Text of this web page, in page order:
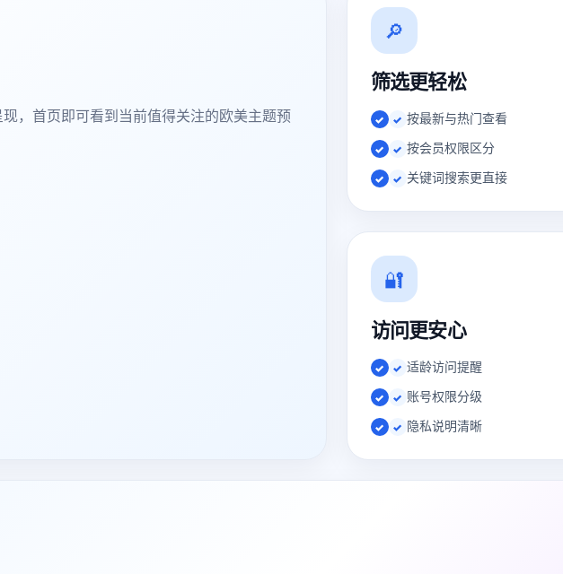
，首页即可看到当前值得关注的欧美主题预
🔎
筛选更轻松
✓ 按最新与热门查看
✓ 按会员权限区分
✓ 关键词搜索更直接
🔐
访问更安心
✓ 适龄访问提醒
✓ 账号权限分级
✓ 隐私说明清晰